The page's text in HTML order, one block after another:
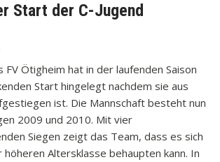
Start der C-Jugend
FV Ötigheim hat in der laufenden Saison
Start hingelegt nachdem sie aus
ist. Die Mannschaft besteht nun
2009 und 2010. Mit vier
Siegen zeigt das Team, dass es sich
Altersklasse behaupten kann. In